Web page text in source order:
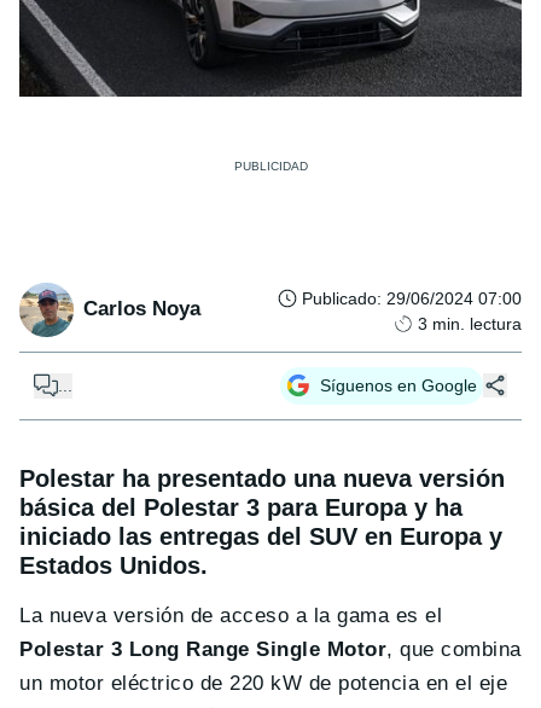
Carlos Noya Publicado: 29/06/2024 07:00
3 min. lectura
Síguenos en Google
Polestar ha presentado una nueva versión
básica del Polestar 3 para Europa y ha
iniciado las entregas del SUV en Europa y
Estados Unidos.
La nueva versión de acceso a la gama es el
Polestar 3 Long Range Single Motor, que combina
un motor eléctrico de 220 kW de potencia en el eje